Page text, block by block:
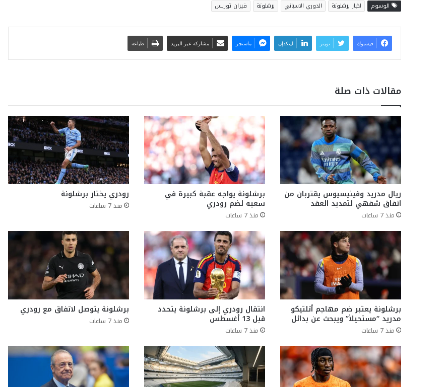
الوسوم اخبار برشلونة الدوري الاسباني برشلونة فيران توريس
فيسبوك تويتر لينكدإن ماسنجر مشاركة عبر البريد طباعة
مقالات ذات صلة
ريال مدريد وفينيسيوس يقتربان من
اتفاق شفهي لتمديد العقد
منذ 7 ساعات
برشلونة يواجه عقبة كبيرة في
سعيه لضم رودري
منذ 7 ساعات
رودري يختار برشلونة
منذ 7 ساعات
برشلونة يعتبر ضم مهاجم أتلتيكو
مدريد “مستحيلاً” ويبحث عن بدائل
منذ 7 ساعات
انتقال رودري إلى برشلونة يتحدد
قبل 13 أغسطس
منذ 7 ساعات
برشلونة يتوصل لاتفاق مع رودري
منذ 7 ساعات